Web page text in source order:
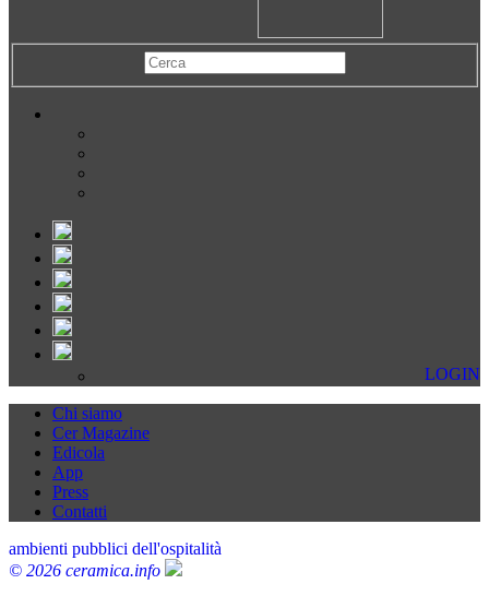
LOGIN
Chi siamo
Cer Magazine
Edicola
App
Press
Contatti
ambienti pubblici dell'ospitalità
© 2026 ceramica.info